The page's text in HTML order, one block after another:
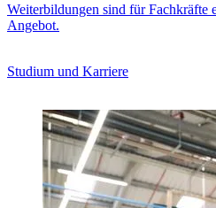
Weiterbildungen sind für Fachkräfte
Angebot.
Studium und Karriere